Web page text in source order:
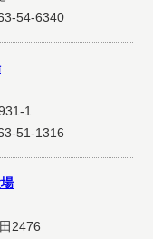
54-6340
1
51-1316
田2476